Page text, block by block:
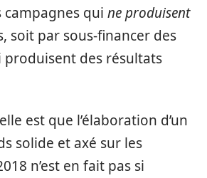
campagnes qui ne produisent
soit par sous-financer des
produisent des résultats
est que l’élaboration d’un
solide et axé sur les
n’est en fait pas si